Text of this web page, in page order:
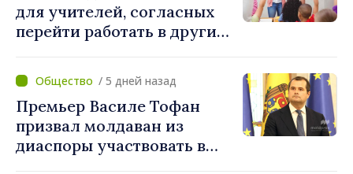
для учителей, согласных
перейти работать в другие
реорганизации
учреждений/ 5 дней назад
Премьер Василе Тофан
призвал молдаван из
диаспоры участвовать в